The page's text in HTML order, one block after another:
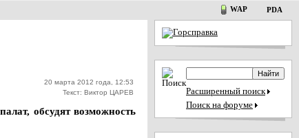
WAP PDA
20 марта 2012 года, 12:53
Текст: Виктор ЦАРЕВ
обсудят возможность
Расширенный поиск
Поиск на форуме